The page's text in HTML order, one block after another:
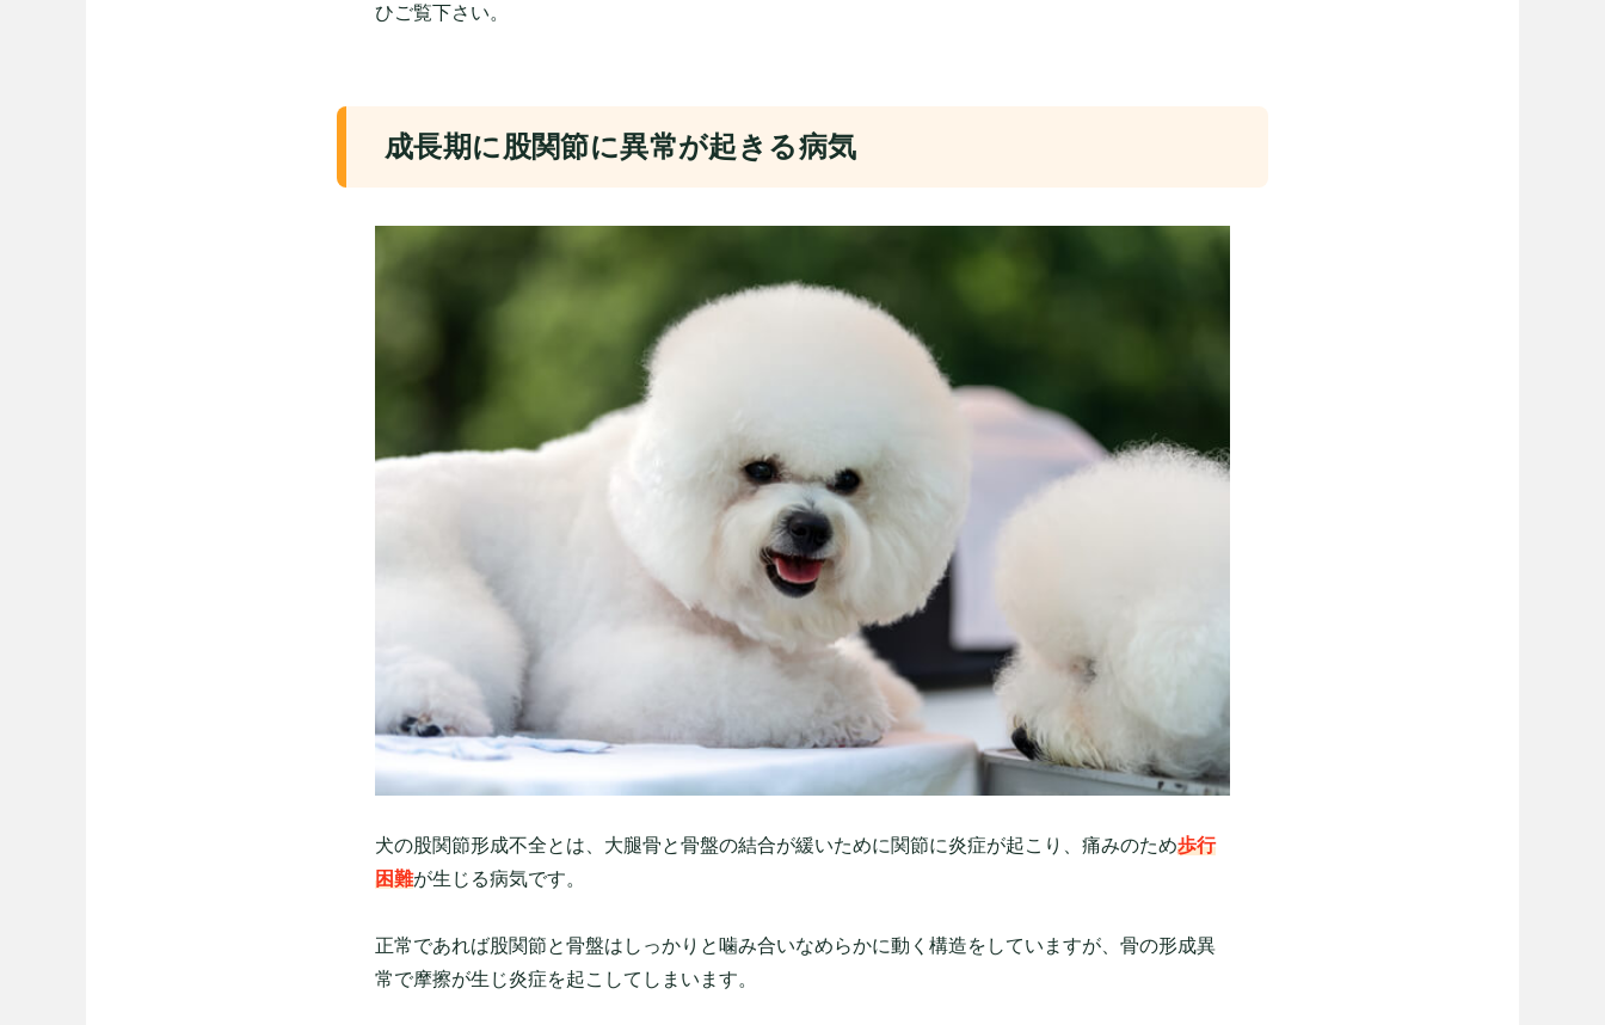
ひご覧下さい。
成長期に股関節に異常が起きる病気
犬の股関節形成不全とは、大腿骨と骨盤の結合が緩いために関節に炎症が起こり、痛みのため歩行
困難が生じる病気です。
正常であれば股関節と骨盤はしっかりと噛み合いなめらかに動く構造をしていますが、骨の形成異
常で摩擦が生じ炎症を起こしてしまいます。